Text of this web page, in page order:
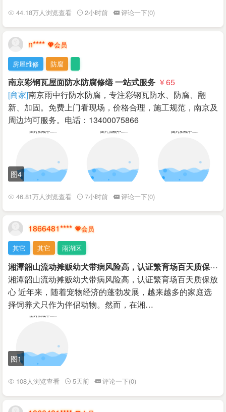
44.18万人浏览查看 2小时前 评论一下(0)
n****
房屋维修 防腐
南京彩钢瓦屋面防水防腐修缮 一站式服务 ￥65
[商家]南京雨中行防水防腐，专注彩钢瓦防水、防腐、翻
新、加固。免费上门看现场，价格合理，施工规范，南京及
周边均可服务。电话：13400075866
图4
46.81万人浏览查看 7小时前 评论一下(0)
1866481****
其它 其它 雨湖区
湘
潭韶山流动摊贩幼犬带病风险高，认证繁育场百天质保放心
湘潭韶山流动摊贩幼犬带病风险高，认证繁育场百天质保放
心 近年来，随着宠物经济的蓬勃发展，越来越多的家庭选
择饲养犬只作为伴侣动物。然而，在湘…
图1
108人浏览查看 5天前 评论一下(0)